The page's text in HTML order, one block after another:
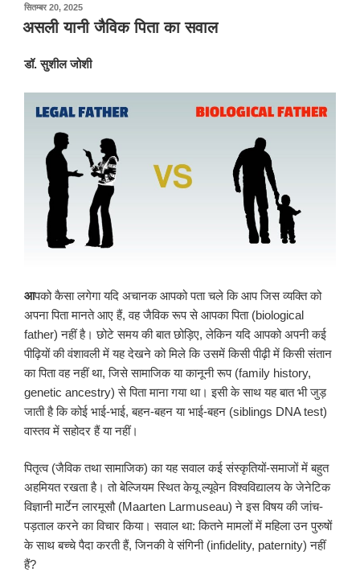
सितम्बर 20, 2025पर
प्रकाशित
किया
असली यानी जैविक पिता का सवाल
डॉ. सुशील जोशी
आपको कैसा लगेगा यदि अचानक आपको पता चले कि आप जिस व्यक्ति को
अपना पिता मानते आए हैं, वह जैविक रूप से आपका पिता (biological
father) नहीं है। छोटे समय की बात छोड़िए, लेकिन यदि आपको अपनी कई
पीढ़ियों की वंशावली में यह देखने को मिले कि उसमें किसी पीढ़ी में किसी संतान
का पिता वह नहीं था, जिसे सामाजिक या कानूनी रूप (family history,
genetic ancestry) से पिता माना गया था। इसी के साथ यह बात भी जुड़
जाती है कि कोई भाई-भाई, बहन-बहन या भाई-बहन (siblings DNA test)
वास्तव में सहोदर हैं या नहीं।
पितृत्व (जैविक तथा सामाजिक) का यह सवाल कई संस्कृतियों-समाजों में बहुत
अहमियत रखता है। तो बेल्जियम स्थित केयू ल्यूवेन विश्वविद्यालय के जेनेटिक
विज्ञानी मार्टेन लारमूसौ (Maarten Larmuseau) ने इस विषय की जांच-
पड़ताल करने का विचार किया। सवाल था: कितने मामलों में महिला उन पुरुषों
के साथ बच्चे पैदा करती हैं, जिनकी वे संगिनी (infidelity, paternity) नहीं
हैं?